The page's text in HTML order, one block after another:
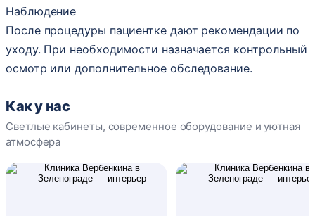
Наблюдение
После процедуры пациентке дают рекомендации по
уходу. При необходимости назначается контрольный
осмотр или дополнительное обследование.
Как у нас
Светлые кабинеты, современное оборудование и уютная
атмосфера